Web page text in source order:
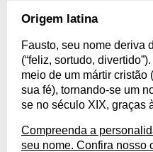
Origem latina
Fausto, seu nome deriva
(“feliz, sortudo,
meio de um mártir cristão
sua fé), tornando-se um
se no século XIX, graças
Compreenda a
seu nome. Confira nosso